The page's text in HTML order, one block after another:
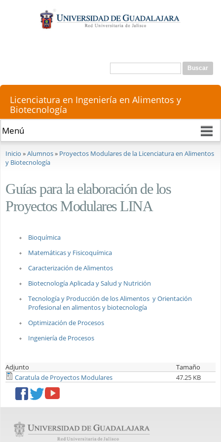
contenido
principal
Formulario de búsqueda
Buscar
Licenciatura en Ingeniería en Alimentos y
Biotecnología
Inicio »Alumnos» Proyectos Modulares de la Licenciatura en Alimentos
y Biotecnología
Guías para la elaboración de los
Proyectos Modulares LINA
Bioquímica
Matemáticas y Fisicoquímica
Caracterización de Alimentos
Biotecnología Aplicada y Salud y Nutrición
Tecnología y Producción de los Alimentos y Orientación
Profesional en alimentos y biotecnología
Optimización de Procesos
Ingeniería de Procesos
Adjunto
Tamaño
Caratula de Proyectos Modulares
47.25 KB
facebooktwitter